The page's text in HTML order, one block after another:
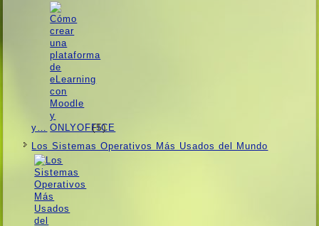
y… (5)
Los Sistemas Operativos Más Usados ​​del Mundo